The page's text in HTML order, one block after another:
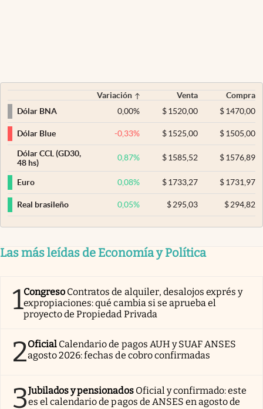
Variación Venta
Compra
Dólar BNA
0,00% $ 1520,00 $1470,00
Dólar Blue -0,33% $ 1525,00 $1505,00
Dólar CCL (GD30,
48 hs)
0,87% $ 1585,52 $1576,89
Euro 0,08% $ 1733,27 $1731,97
Real brasileño 0,05% $ 295,03 $294,82
Las más leídas de Economía y Política
1Congreso Contratos de alquiler, desalojos exprés y
expropiaciones: qué cambia si se aprueba el
proyecto de Propiedad Privada
2Oficial Calendario de pagos AUH y SUAF ANSES
agosto 2026: fechas de cobro confirmadas
3Jubilados y pensionados Oficial y confirmado: este
es el calendario de pagos de ANSES en agosto de